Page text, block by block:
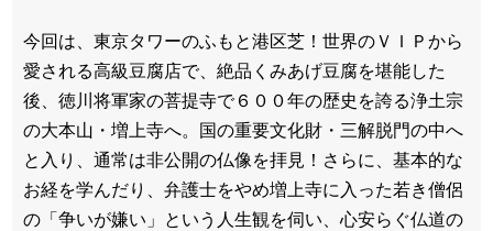
今回は、東京タワーのふもと港区芝！世界のＶＩＰから
愛される高級豆腐店で、絶品くみあげ豆腐を堪能した
後、徳川将軍家の菩提寺で６００年の歴史を誇る浄土宗
の大本山・増上寺へ。国の重要文化財・三解脱門の中へ
と入り、通常は非公開の仏像を拝見！さらに、基本的な
お経を学んだり、弁護士をやめ増上寺に入った若き僧侶
の「争いが嫌い」という人生観を伺い、心安らぐ仏道の